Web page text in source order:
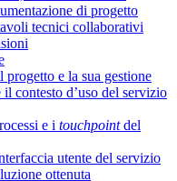
di progetto
tecnici collaborativi
e la sua gestione
contesto d’uso del servizio
e i touchpointdel
utente del servizio
ottenuta